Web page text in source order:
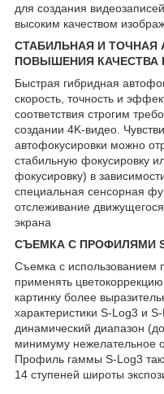
для создания
высоким качеством
СТАБИЛЬНАЯ И ТОЧНАЯ
ПОВЫШЕНИЯ КАЧЕСТВА
Быстрая гибридная
скорость, точность и
соответствия строгим
создании 4K-видео.
автофокусировки можно
стабильную фокусировку
фокусировку) в
специальная сенсорная
отслеживание
экрана
СЪЕМКА С ПРОФИЛЯМИ S-
Съемка с использованием
применять
картинку более
характеристики S-Log3 и
динамический диапазон
минимуму нежелательное
Профиль гаммы S-Log3
14 ступеней широты